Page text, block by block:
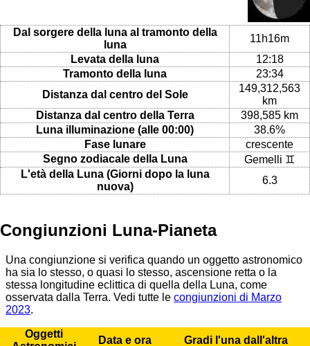
Dal sorgere della luna al tramonto della
luna
11h16m
Levata della luna
12:18
Tramonto della luna
23:34
Distanza dal centro del Sole
149,312,563
km
Distanza dal centro della Terra
398,585 km
Luna illuminazione (alle 00:00)
38.6%
Fase lunare
crescente
Segno zodiacale della Luna
Gemelli ♊
L'età della Luna (Giorni dopo la luna
nuova)
6.3
Congiunzioni Luna-Pianeta
Una congiunzione si verifica quando un oggetto astronomico
ha sia lo stesso, o quasi lo stesso, ascensione retta o la
stessa longitudine eclittica di quella della Luna, come
osservata dalla Terra. Vedi tutte le congiunzioni di Marzo
2023.
Oggetti
Data e ora Gradi l'una dall'altra